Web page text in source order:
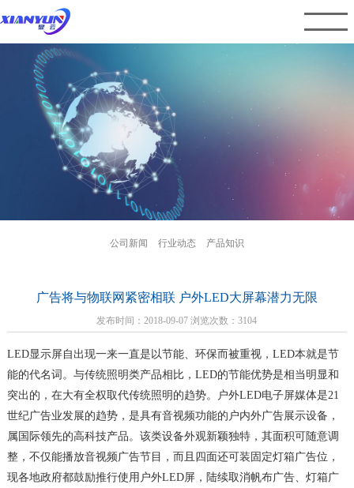
公司新闻 行业动态 产品知识
广告将与物联网紧密相联 户外LED大屏幕潜力无限
发布时间：2018-09-07 浏览次数：3104
LED显示屏自出现一来一直是以节能、环保而被重视，LED本就是节
能的代名词。与传统照明类产品相比，LED的节能优势是相当明显和
突出的，在大有全权取代传统照明的趋势。户外LED电子屏媒体是21
世纪广告业发展的趋势，是具有音视频功能的户内外广告展示设备，
属国际领先的高科技产品。该类设备外观新颖独特，其面积可随意调
整，不仅能播放音视频广告节目，而且四面还可装固定灯箱广告位，
现各地政府都鼓励推行使用户外LED屏，陆续取消帆布广告、灯箱广